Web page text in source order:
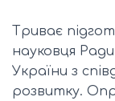
Триває
науковця
України з
розвитку.